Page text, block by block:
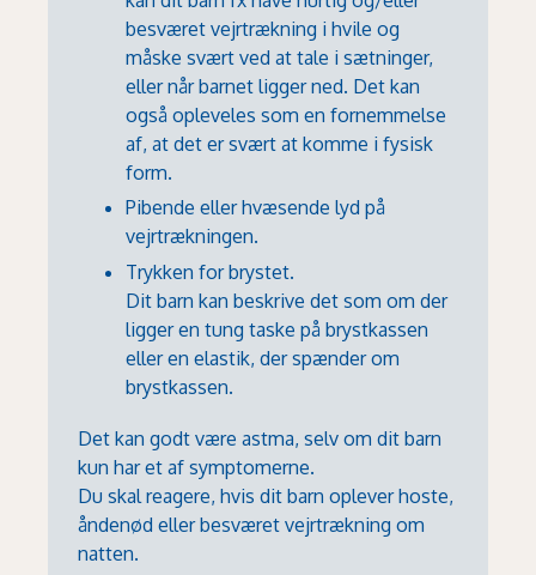
besværet vejrtrækning i hvile og
måske svært ved at tale i sætninger,
eller når barnet ligger ned. Det kan
også opleveles som en fornemmelse
af, at det er svært at komme i fysisk
form.
Pibende eller hvæsende lyd på
vejrtrækningen.
Trykken for brystet.
Dit barn kan beskrive det som om der
ligger en tung taske på brystkassen
eller en elastik, der spænder om
brystkassen.
Det kan godt være astma, selv om dit barn
kun har et af symptomerne.
Du skal reagere, hvis dit barn oplever hoste,
åndenød eller besværet vejrtrækning om
natten.